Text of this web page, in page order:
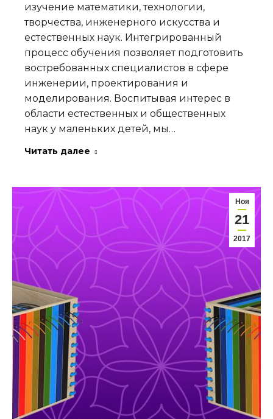
изучение математики, технологии,
творчества, инженерного искусства и
естественных наук. Интегрированный
процесс обучения позволяет подготовить
востребованных специалистов в сфере
инженерии, проектирования и
моделирования. Воспитывая интерес в
области естественных и общественных
наук у маленьких детей, мы…
Читать далее
Ноя
21
2017